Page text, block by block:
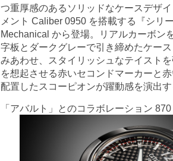
つ重厚感のあるソリッドなケースデザ
メント Caliber 0950 を搭載する『シリ
Mechanical から登場。リアルカーボン
字板とダークグレーで引き締めたケー
みあわせ、スタイリッシュなテイスト
を想起させる赤いセコンドマーカーと
配置したスコーピオンが躍動感を演出
「アバルト」とのコラボレーション